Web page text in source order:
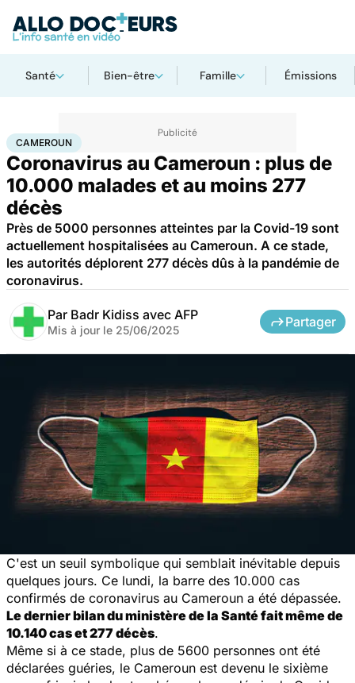
Santé Bien-être Famille Émissions
AccueilSanté Maladies Maladies infectieuses
CAMEROUN
Coronavirus au Cameroun : plus de
10.000 malades et au moins 277
décès
Près de 5000 personnes atteintes par la Covid-19 sont
actuellement hospitalisées au Cameroun. A ce stade,
les autorités déplorent 277 décès dûs à la pandémie de
coronavirus.
Par Badr Kidiss avec AFP
Mis à jour le 25/06/2025
Partager
C'est un seuil symbolique qui semblait inévitable depuis
quelques jours. Ce lundi, la barre des 10.000 cas
confirmés de coronavirus au Cameroun a été dépassée.
Le dernier bilan du ministère de la Santé fait même de
10.140 cas et 277 décès.
Même si à ce stade, plus de 5600 personnes ont été
déclarées guéries, le Cameroun est devenu le sixième